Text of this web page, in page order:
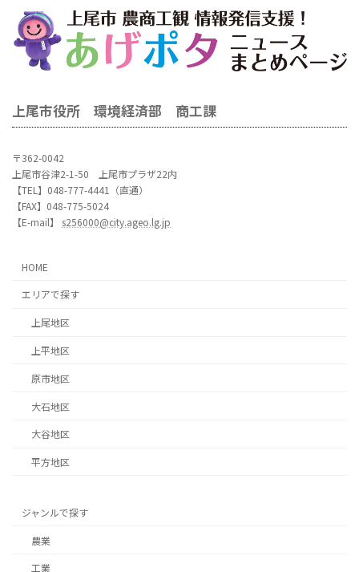
上尾市役所 環境経済部 商工課
〒362-0042
上尾市谷津2-1-50 上尾市プラザ22内
【TEL】048-777-4441（直通）
【FAX】048-775-5024
【E-mail】 s256000@city.ageo.lg.jp
HOME
エリアで探す
上尾地区
上平地区
原市地区
大石地区
大谷地区
平方地区
ジャンルで探す
農業
工業